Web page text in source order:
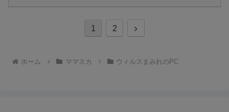
1 2
次
ホーム ママスカ ウィルスまみれのPC